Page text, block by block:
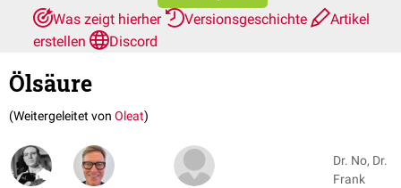
Was zeigt hierher
Versionsgeschichte
Artikel
erstellen
Discord
Ölsäure
(Weitergeleitet von Oleat)
Dr. No, Dr.
Frank